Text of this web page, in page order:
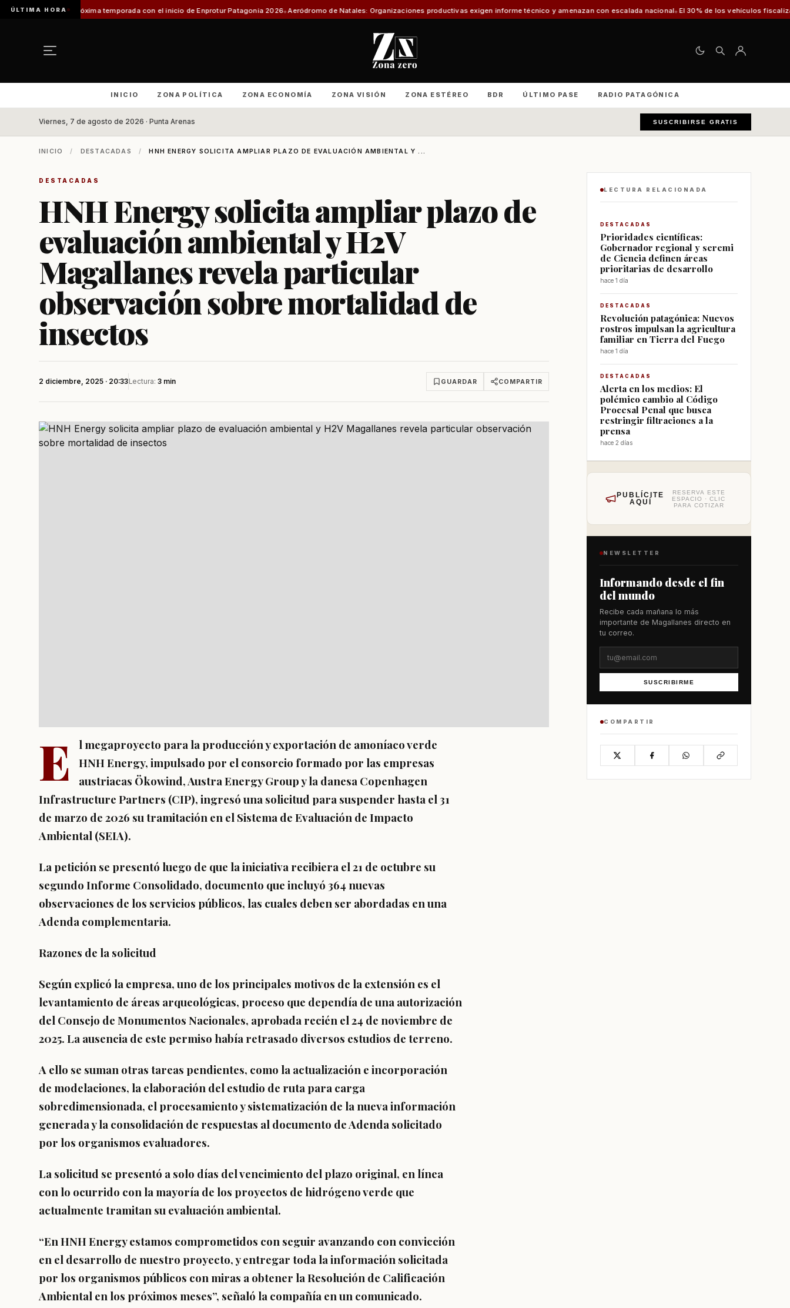
ÚLTIMA HORA
próxima temporada con el inicio de Enprotur Patagonia 2026 Aeródromo de Natales: Organizaciones productivas exigen informe técnico y amenazan con escalada nacional El 30% de los vehículos fiscalizados en Punta
INICIO ZONA POLÍTICA ZONA ECONOMÍA ZONA VISIÓN ZONA ESTÉREO BDR ÚLTIMO PASE RADIO PATAGÓNICA
Viernes, 7 de agosto de 2026 · Punta Arenas SUSCRIBIRSE GRATIS
INICIO / DESTACADAS / HNH ENERGY SOLICITA AMPLIAR PLAZO DE EVALUACIÓN AMBIENTAL Y ...
DESTACADAS
HNH Energy solicita ampliar plazo de
evaluación ambiental y H2V
Magallanes revela particular
observación sobre mortalidad de
insectos
2 diciembre, 2025 · 20:33Lectura: 3 min GUARDAR COMPARTIR
E
l megaproyecto para la producción y exportación de amoníaco verde
HNH Energy, impulsado por el consorcio formado por las empresas
austriacas Ökowind, Austra Energy Group y la danesa Copenhagen
Infrastructure Partners (CIP), ingresó una solicitud para suspender hasta el 31
de marzo de 2026 su tramitación en el Sistema de Evaluación de Impacto
Ambiental (SEIA).
La petición se presentó luego de que la iniciativa recibiera el 21 de octubre su
segundo Informe Consolidado, documento que incluyó 364 nuevas
observaciones de los servicios públicos, las cuales deben ser abordadas en una
Adenda complementaria.
Razones de la solicitud
Según explicó la empresa, uno de los principales motivos de la extensión es el
levantamiento de áreas arqueológicas, proceso que dependía de una autorización
del Consejo de Monumentos Nacionales, aprobada recién el 24 de noviembre de
2025. La ausencia de este permiso había retrasado diversos estudios de terreno.
A ello se suman otras tareas pendientes, como la actualización e incorporación
de modelaciones, la elaboración del estudio de ruta para carga
sobredimensionada, el procesamiento y sistematización de la nueva información
generada y la consolidación de respuestas al documento de Adenda solicitado
por los organismos evaluadores.
La solicitud se presentó a solo días del vencimiento del plazo original, en línea
con lo ocurrido con la mayoría de los proyectos de hidrógeno verde que
actualmente tramitan su evaluación ambiental.
“En HNH Energy estamos comprometidos con seguir avanzando con convicción
en el desarrollo de nuestro proyecto, y entregar toda la información solicitada
por los organismos públicos con miras a obtener la Resolución de Calificación
Ambiental en los próximos meses”, señaló la compañía en un comunicado.
LECTURA RELACIONADA
DESTACADAS
Prioridades científicas:
Gobernador regional y seremi
de Ciencia definen áreas
prioritarias de desarrollo
hace 1 día
DESTACADAS
Revolución patagónica: Nuevos
rostros impulsan la agricultura
familiar en Tierra del Fuego
hace 1 día
DESTACADAS
Alerta en los medios: El
polémico cambio al Código
Procesal Penal que busca
restringir filtraciones a la
prensa
hace 2 días
PUBLÍCITE
AQUÍ
RESERVA ESTE
ESPACIO · CLIC
PARA COTIZAR
NEWSLETTER
Informando desde el fin
del mundo
Recibe cada mañana lo más
importante de Magallanes directo en
tu correo.
SUSCRIBIRME
COMPARTIR